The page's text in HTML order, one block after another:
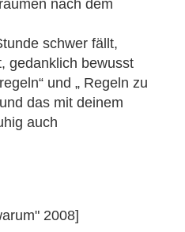
nach dem
schwer fällt,
gedanklich bewusst
und „ Regeln zu
das mit deinem
auch
2008]